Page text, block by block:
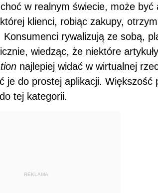
w realnym świecie, może być
klienci, robiąc zakupy,
rywalizują ze sobą,
wiedząc, że niektóre
najlepiej widać w wirtualnej
je do prostej aplikacji. Większość
tej kategorii.
REKLAMA